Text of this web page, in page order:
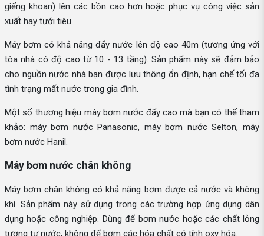
giếng khoan) lên các bồn cao hơn hoặc phục vụ công việc sản
xuất hay tưới tiêu.
Máy bơm có khả năng đẩy nước lên độ cao 40m (tương ứng với
tòa nhà có độ cao từ 10 - 13 tầng). Sản phẩm này sẽ đảm bảo
cho nguồn nước nhà bạn được lưu thông ổn định, hạn chế tối đa
tình trạng mất nước trong gia đình.
Một số thương hiệu máy bơm nước đẩy cao mà bạn có thể tham
khảo: máy bơm nước Panasonic, máy bơm nước Selton, máy
bơm nước Hanil.
Máy bơm nước chân không
Máy bơm chân không có khả năng bơm được cả nước và không
khí. Sản phẩm này sử dụng trong các trường hợp ứng dụng dân
dụng hoặc công nghiệp. Dùng để bơm nước hoặc các chất lỏng
tương tự nước, không để bơm các hóa chất có tính oxy hóa.